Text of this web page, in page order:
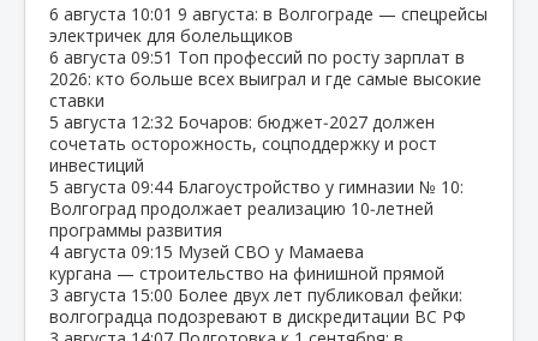
6 августа 10:01 9 августа: в Волгограде — спецрейсы
электричек для болельщиков
6 августа 09:51 Топ профессий по росту зарплат в
2026: кто больше всех выиграл и где самые высокие
ставки
5 августа 12:32 Бочаров: бюджет‑2027 должен
сочетать осторожность, соцподдержку и рост
инвестиций
5 августа 09:44 Благоустройство у гимназии № 10:
Волгоград продолжает реализацию 10‑летней
программы развития
4 августа 09:15 Музей СВО у Мамаева
кургана — строительство на финишной прямой
3 августа 15:00 Более двух лет публиковал фейки:
волгоградца подозревают в дискредитации ВС РФ